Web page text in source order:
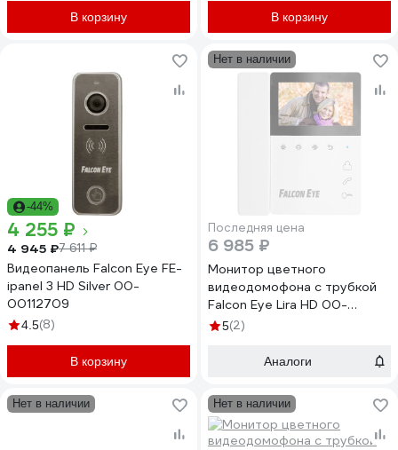
В корзину В корзину
-44%
4 255 ₽
4 945 ₽7 611 ₽
Видеопанель Falcon Eye FE-
ipanel 3 HD Silver 00-
00112709
4.5(8)
В корзину
Нет в наличии
Последняя цена
6 985 ₽
Монитор цветного
видеодомофона с трубкой
Falcon Eye Lira HD 00-
00354262
5(2)
Аналоги
Нет в наличии Нет в наличии